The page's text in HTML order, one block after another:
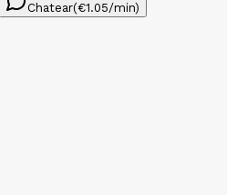
Chatear(€1.05/min)